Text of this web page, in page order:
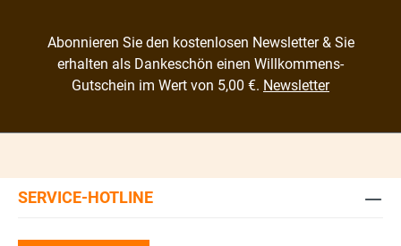
Abonnieren Sie den kostenlosen Newsletter & Sie
erhalten als Dankeschön einen Willkommens-
Gutschein im Wert von 5,00 €. Newsletter
SERVICE-HOTLINE